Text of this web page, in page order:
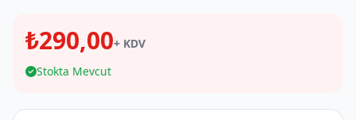
₺290,00+ KDV
Stokta Mevcut